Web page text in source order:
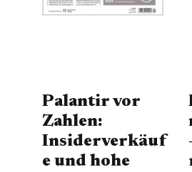
Palantir vor
Zahlen:
Insiderverkäuf
e und hohe